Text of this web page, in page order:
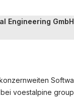
voestalpine